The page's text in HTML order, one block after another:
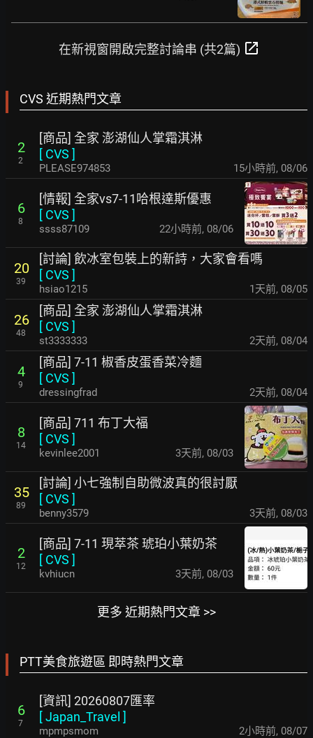
在新視窗開啟完整討論串 (共2篇) open_in_new
CVS 近期熱門文章
2
2
[商品] 全家 澎湖仙人掌霜淇淋
[ CVS ]
PLEASE974853 15小時前, 08/06
6
8
[情報] 全家vs7-11哈根達斯優惠
[ CVS ]
ssss87109 22小時前, 08/06
20
39
[討論] 飲冰室包裝上的新詩，大家會看嗎
[ CVS ]
hsiao1215 1天前, 08/05
26
48
[商品] 全家 澎湖仙人掌霜淇淋
[ CVS ]
st3333333 2天前, 08/04
4
9
[商品] 7-11 椒香皮蛋香菜冷麵
[ CVS ]
dressingfrad 2天前, 08/04
8
14
[商品] 711 布丁大福
[ CVS ]
kevinlee2001 3天前, 08/03
35
89
[討論] 小七強制自助微波真的很討厭
[ CVS ]
benny3579 3天前, 08/03
2
12
[商品] 7-11 現萃茶 琥珀小葉奶茶
[ CVS ]
kvhiucn 3天前, 08/03
更多 近期熱門文章 >>
PTT美食旅遊區 即時熱門文章
6
7
[資訊] 20260807匯率
[Japan_Travel ]
mpmpsmom 2小時前, 08/07